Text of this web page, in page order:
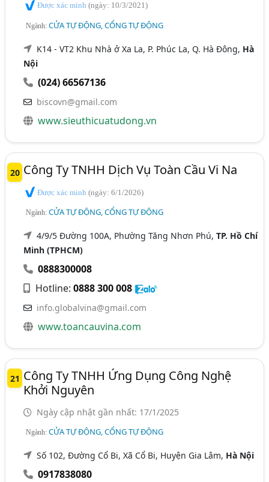
Được xác minh(ngày: 10/3/2021)
Ngành:CỬA TỰ ĐỘNG, CỔNG TỰ ĐỘNG
K14 - VT2 Khu Nhà ở Xa La, P. Phúc La, Q. Hà Đông, Hà
Nội
(024) 66567136
biscovn@gmail.com
www.sieuthicuatudong.vn
20 Công Ty TNHH Dịch Vụ Toàn Cầu Vi Na
Được xác minh(ngày: 6/1/2026)
Ngành:CỬA TỰ ĐỘNG, CỔNG TỰ ĐỘNG
4/9/5 Đường 100A, Phường Tăng Nhơn Phú,TP. Hồ Chí
Minh (TPHCM)
0888300008
Hotline:0888 300 008
info.globalvina@gmail.com
www.toancauvina.com
21 Công Ty TNHH Ứng Dụng Công Nghệ
Khởi Nguyên
Ngày cập nhật gần nhất: 17/1/2025
Ngành:CỬA TỰ ĐỘNG, CỔNG TỰ ĐỘNG
Số 102, Đường Cổ Bi, Xã Cổ Bi, Huyện Gia Lâm, Hà Nội
0917838080